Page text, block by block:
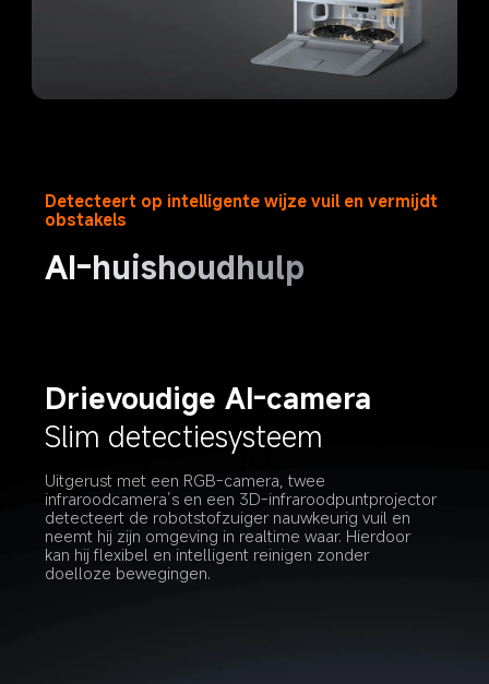
Detecteert op intelligente wijze vuil en vermijdt
obstakels
AI-huishoudhulp
Drievoudige AI-camera
Slim detectiesysteem
Uitgerust met een RGB-camera, twee
infraroodcamera’s en een 3D-infraroodpuntprojector
detecteert de robotstofzuiger nauwkeurig vuil en
neemt hij zijn omgeving in realtime waar. Hierdoor
kan hij flexibel en intelligent reinigen zonder
doelloze bewegingen.